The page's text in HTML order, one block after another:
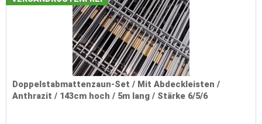
Doppelstabmattenzaun-Set / Mit Abdeckleisten /
Anthrazit / 143cm hoch / 5m lang / Stärke 6/5/6